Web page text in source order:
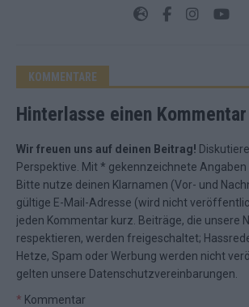
KOMMENTARE
Hinterlasse einen Kommentar
Wir freuen uns auf deinen Beitrag!
Perspektive. Mit * gekennzeichnete Angaben
Bitte nutze deinen Klarnamen (Vor- und
gültige E-Mail-Adresse (wird nicht
jeden Kommentar kurz. Beiträge, die unsere
respektieren, werden freigeschaltet;
Hetze, Spam oder Werbung werden nicht
gelten unsere Datenschutzvereinbarungen
* Kommentar